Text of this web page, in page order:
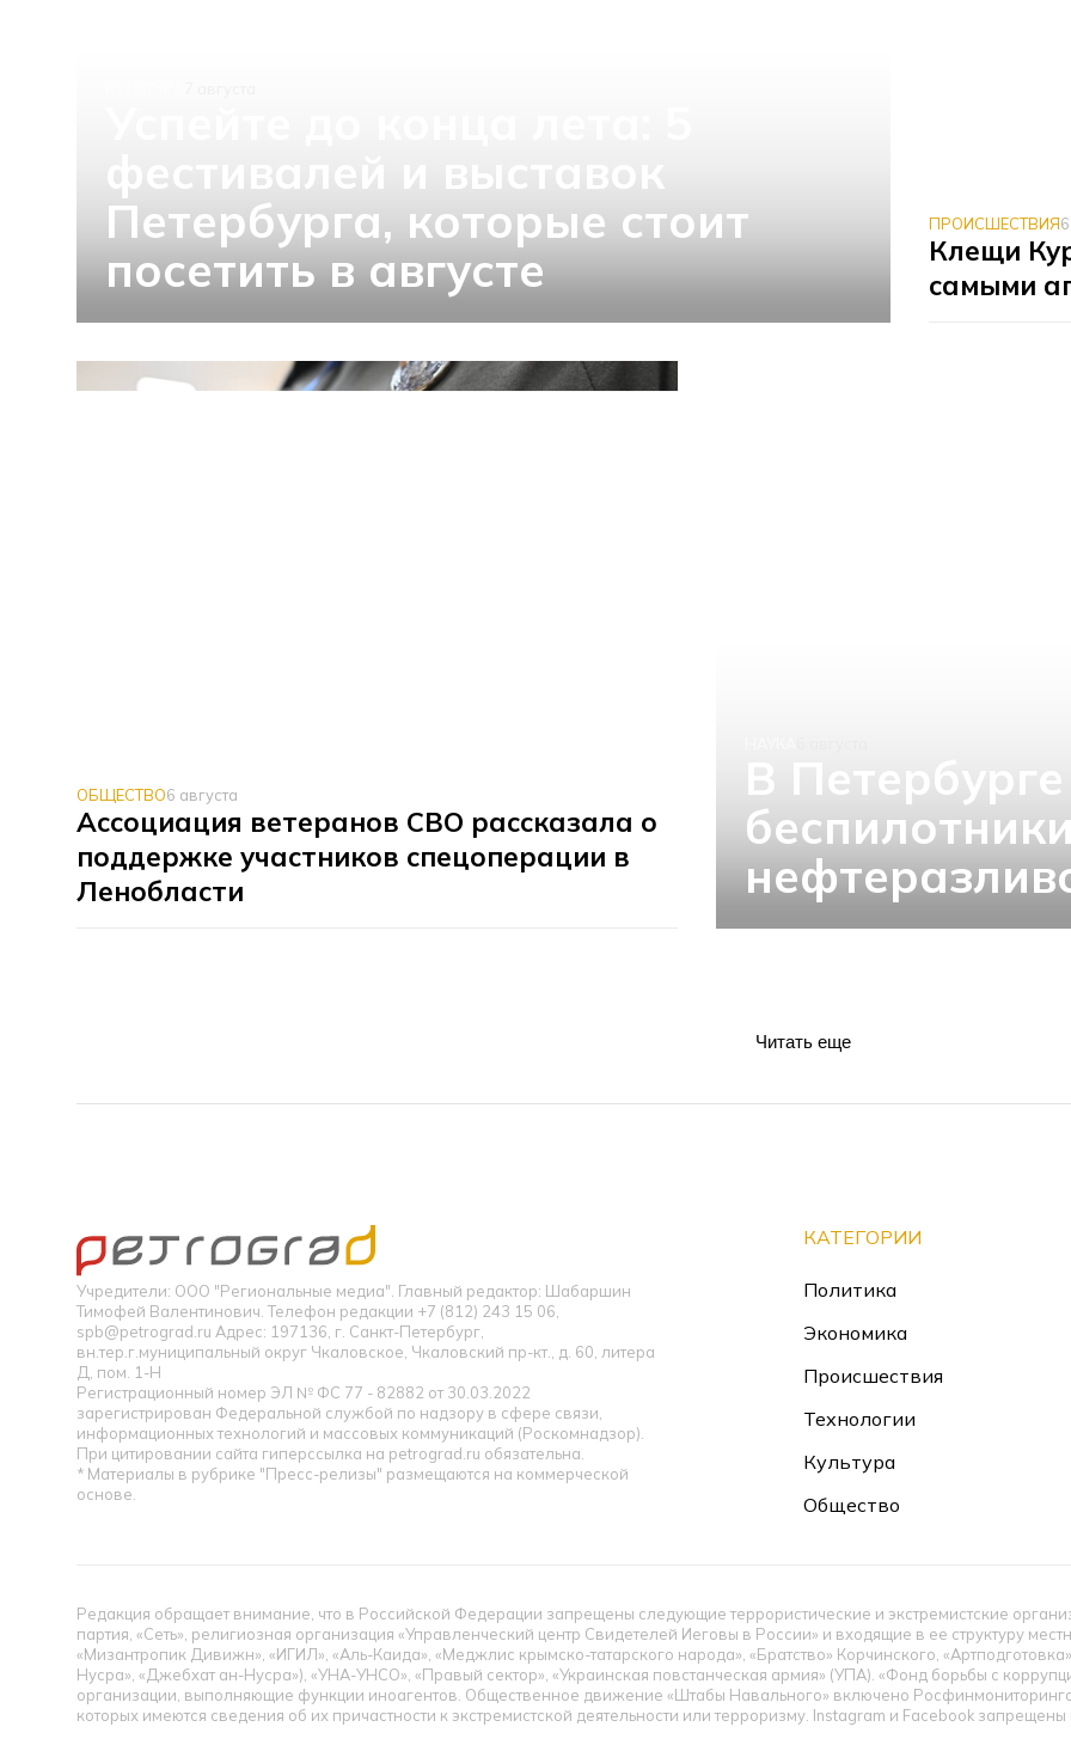
фестивалей и выставок
Петербурга, которые стоит
посетить в августе
ПРОИСШЕСТВИЯ
Клещи
самыми
ОБЩЕСТВО6 августа
Ассоциация ветеранов СВО рассказала о
поддержке участников спецоперации в
Ленобласти
В
Читать еще
Учредители: ООО "Региональные медиа". Главный редактор: Шабаршин
Тимофей Валентинович. Телефон редакции +7 (812) 243 15 06,
spb@petrograd.ru Адрес: 197136, г. Санкт-Петербург,
вн.тер.г.муниципальный округ Чкаловское, Чкаловский пр-кт., д. 60, литера
Д, пом. 1-Н
Регистрационный номер ЭЛ № ФС 77 - 82882 от 30.03.2022
зарегистрирован Федеральной службой по надзору в сфере связи,
информационных технологий и массовых коммуникаций (Роскомнадзор).
При цитировании сайта гиперссылка на petrograd.ru обязательна.
* Материалы в рубрике "Пресс-релизы" размещаются на коммерческой
основе.
КАТЕГОРИИ
Политика
Экономика
Происшествия
Технологии
Культура
Общество
Редакция обращает внимание, что в Российской Федерации запрещены следующие террористические и экстремистские
партия, «Сеть», религиозная организация «Управленческий центр Свидетелей Иеговы в России» и входящие в ее структуру
«Мизантропик Дивижн», «ИГИЛ», «Аль-Каида», «Меджлис крымско-татарского народа», «Братство» Корчинского,
Нусра», «Джебхат ан-Нусра»), «УНА-УНСО», «Правый сектор», «Украинская повстанческая армия» (УПА). «Фонд борьбы с
организации, выполняющие функции иноагентов. Общественное движение «Штабы Навального» включено
которых имеются сведения об их причастности к экстремистской деятельности или терроризму. Instagram и Facebook